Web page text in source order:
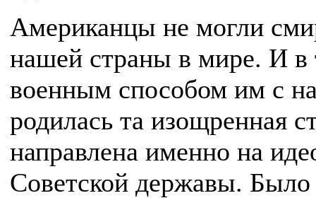
Американцы не могли
нашей страны в мире. И в
военным способом им с
родилась та изощренная
направлена именно на
Советской державы. Было